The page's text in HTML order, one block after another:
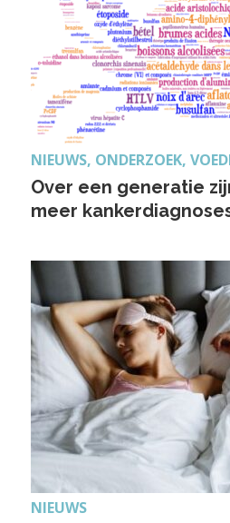
NIEUWS, ONDERZOEK,
Over een generatie
meer
NIEUWS